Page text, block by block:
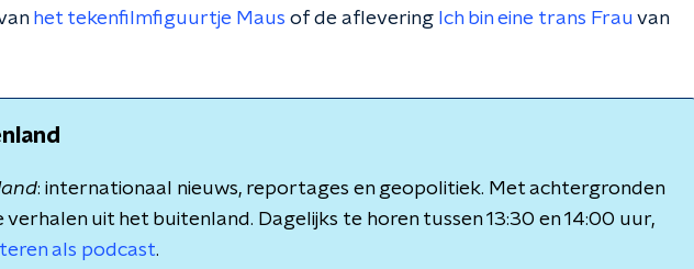
het tekenfilmfiguurtje Maus of de aflevering Ich bin eine trans Frau van
: internationaal nieuws, reportages en geopolitiek. Met achtergronden
verhalen uit het buitenland. Dagelijks te horen tussen 13:30 en 14:00 uur,
als podcast.